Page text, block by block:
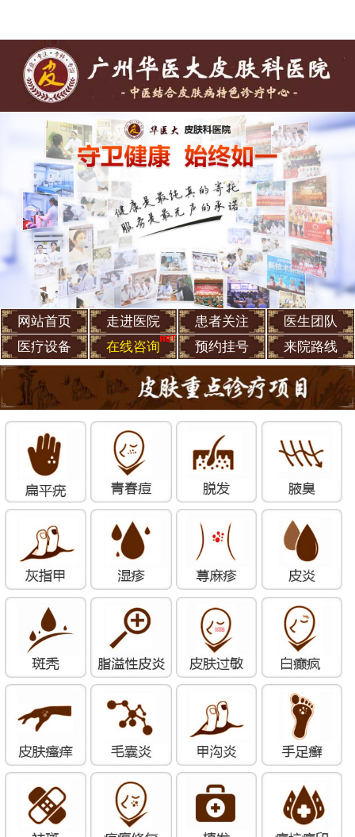
网站首页 走进医院 患者关注
医生团队
医疗设备
在线咨询 预约挂号 来院路线